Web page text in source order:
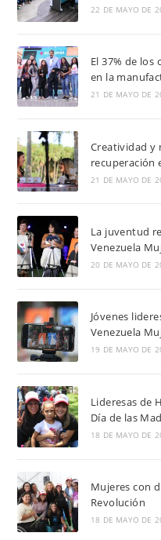
22 DE MAYO DE
El 37% de los
en la
21 DE MAYO DE
Creatividad y
recuperación
21 DE MAYO DE
La juventud
Venezuela
20 DE MAYO DE
Jóvenes
Venezuela
19 DE MAYO DE
Lideresas de
Día de las
18 DE MAYO DE
Mujeres con
Revolución
18 DE MAYO DE